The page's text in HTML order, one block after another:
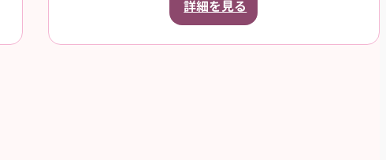
合は1日に5店舗程度を訪問していただきます。
詳細を見る